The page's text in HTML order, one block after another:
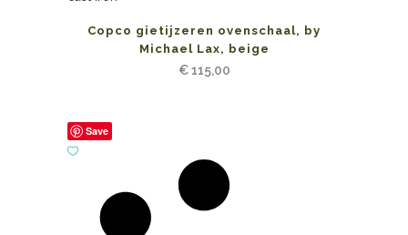
Copco gietijzeren ovenschaal, by
Michael Lax, beige
€115,00
Save